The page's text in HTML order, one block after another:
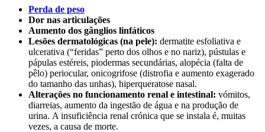
Perda de peso
Dor nas articulações
Aumento dos gânglios linfáticos
Lesões dermatológicas (na pele): dermatite esfoliativa e
ulcerativa (“feridas” perto dos olhos e no nariz), pústulas e
pápulas estéreis, piodermas secundárias, alopécia (falta de
pêlo) periocular, onicogrifose (distrofia e aumento exagerado
do tamanho das unhas), hiperqueratose nasal.
Alterações no funcionamento renal e intestinal: vómitos,
diarreias, aumento da ingestão de água e na produção de
urina. A insuficiência renal crónica que se instala é, muitas
vezes, a causa de morte.